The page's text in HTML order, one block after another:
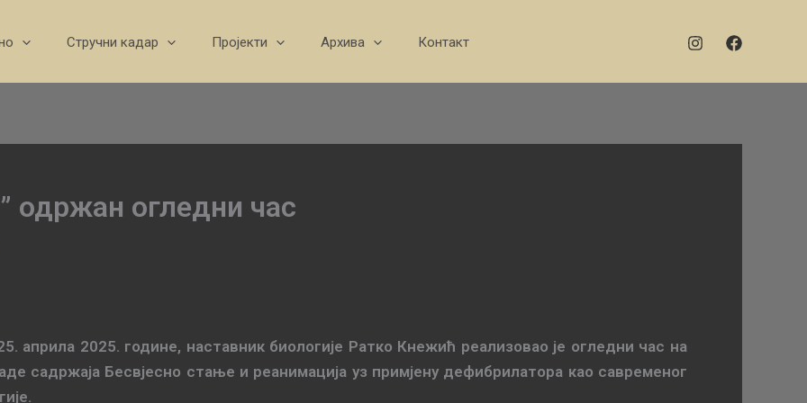
Стручни кадар Пројекти Архива Контакт
одржан огледни час
априла 2025. године, наставник биологије Ратко Кнежић реализовао је огледни час на
садржаја Бесвјесно стање и реанимација уз примјену дефибрилатора као савременог